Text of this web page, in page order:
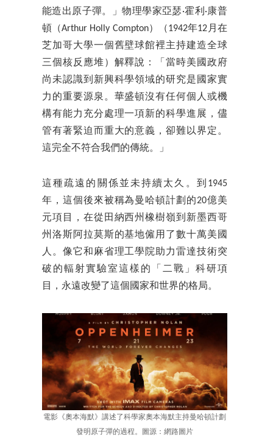
能造出原子彈。」物理學家亞瑟·霍利·康普
頓（Arthur Holly Compton）（1942年12月在
芝加哥大學一個舊壁球館裡主持建造全球
三個核反應堆）解釋說：「當時美國政府
尚未認識到新興科學領域的研究是國家實
力的重要源泉。華盛頓沒有任何個人或機
構有能力充分處理一項新的科學進展，儘
管有著緊迫而重大的意義，卻難以界定。
這完全不符合我們的傳統。」
這種疏遠的關係並未持續太久。到1945
年，這個後來被稱為曼哈頓計劃的20億美
元項目，在從田納西州橡樹嶺到新墨西哥
州洛斯阿拉莫斯的基地僱用了數十萬美國
人。像它和麻省理工學院助力雷達技術突
破的輻射實驗室這樣的「二戰」科研項
目，永遠改變了這個國家和世界的格局。
電影《奧本海默》講述了科學家奧本海默主持曼哈頓計劃
發明原子彈的過程。圖源：網路圖片